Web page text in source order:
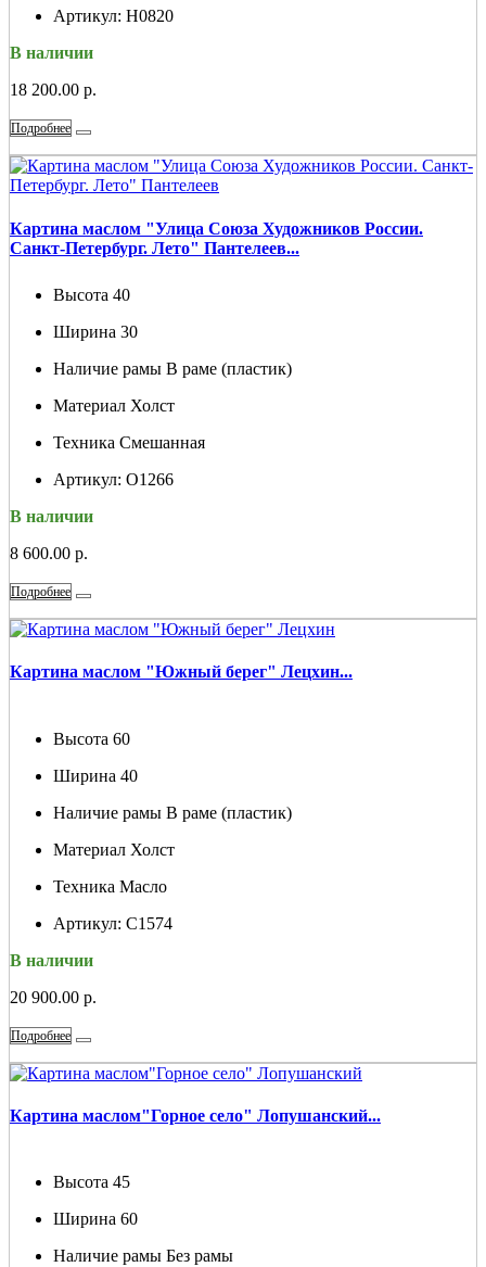
Артикул: Н0820
В наличии
18 200.00 р.
Подробнее
Картина маслом "Улица Союза Художников России.
Санкт-Петербург. Лето" Пантелеев...
Высота 40
Ширина 30
Наличие рамы В раме (пластик)
Материал Холст
Техника Смешанная
Артикул: О1266
В наличии
8 600.00 р.
Подробнее
Картина маслом "Южный берег" Лецхин...
Высота 60
Ширина 40
Наличие рамы В раме (пластик)
Материал Холст
Техника Масло
Артикул: С1574
В наличии
20 900.00 р.
Подробнее
Картина маслом"Горное село" Лопушанский...
Высота 45
Ширина 60
Наличие рамы Без рамы